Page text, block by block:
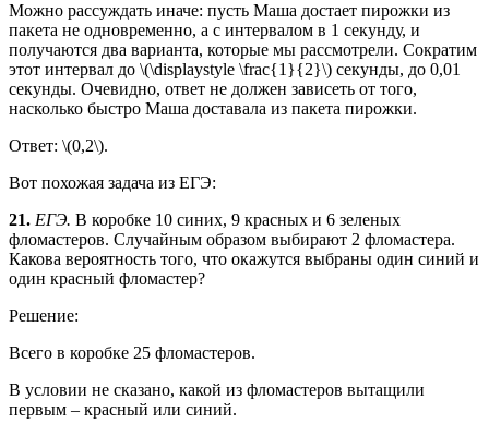
Можно рассуждать иначе: пусть Маша достает пирожки из
пакета не одновременно, а с интервалом в 1 секунду, и
получаются два варианта, которые мы рассмотрели. Сократим
этот интервал до \(\displaystyle \frac{1}{2}\) секунды, до 0,01
секунды. Очевидно, ответ не должен зависеть от того,
насколько быстро Маша доставала из пакета пирожки.
Ответ: \(0,2\).
Вот похожая задача из ЕГЭ:
21. ЕГЭ. В коробке 10 синих, 9 красных и 6 зеленых
фломастеров. Случайным образом выбирают 2 фломастера.
Какова вероятность того, что окажутся выбраны один синий и
один красный фломастер?
Решение:
Всего в коробке 25 фломастеров.
В условии не сказано, какой из фломастеров вытащили
первым – красный или синий.